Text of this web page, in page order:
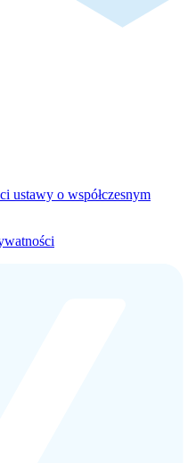
ustawy o współczesnym